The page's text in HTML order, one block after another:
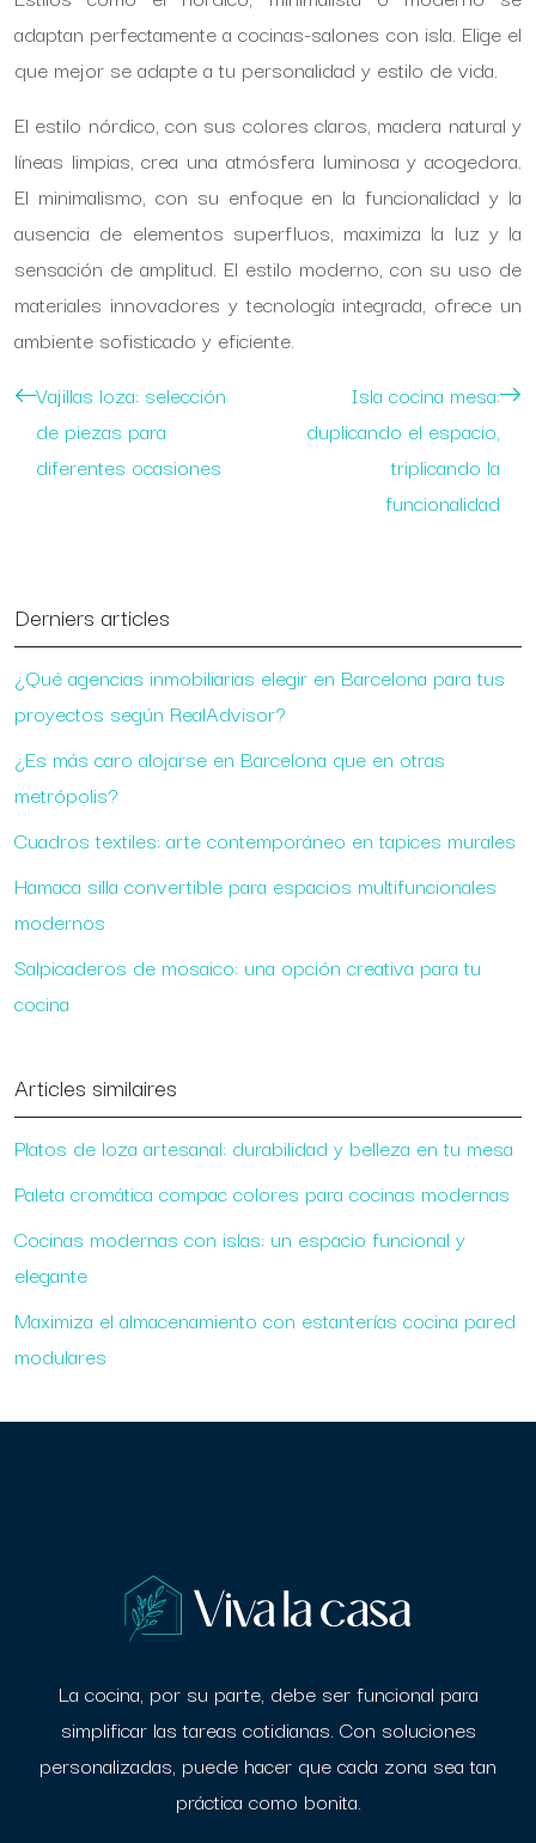
adaptan perfectamente a cocinas-salones con isla. Elige el
que mejor se adapte a tu personalidad y estilo de vida.
El estilo nórdico, con sus colores claros, madera natural y
líneas limpias, crea una atmósfera luminosa y acogedora.
El minimalismo, con su enfoque en la funcionalidad y la
ausencia de elementos superfluos, maximiza la luz y la
sensación de amplitud. El estilo moderno, con su uso de
materiales innovadores y tecnología integrada, ofrece un
ambiente sofisticado y eficiente.
Vajillas loza: selección
de piezas para
diferentes ocasiones
Isla cocina mesa:
duplicando el espacio,
triplicando la
funcionalidad
Derniers articles
¿Qué agencias inmobiliarias elegir en Barcelona para tus
proyectos según RealAdvisor?
¿Es más caro alojarse en Barcelona que en otras
metrópolis?
Cuadros textiles: arte contemporáneo en tapices murales
Hamaca silla convertible para espacios multifuncionales
modernos
Salpicaderos de mosaico: una opción creativa para tu
cocina
Articles similaires
Platos de loza artesanal: durabilidad y belleza en tu mesa
Paleta cromática compac colores para cocinas modernas
Cocinas modernas con islas: un espacio funcional y
elegante
Maximiza el almacenamiento con estanterías cocina pared
modulares
La cocina, por su parte, debe ser funcional para
simplificar las tareas cotidianas. Con soluciones
personalizadas, puede hacer que cada zona sea tan
práctica como bonita.